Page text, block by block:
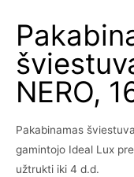
NERO,
Pakabinamas
gamintojo Ideal Lux
užtrukti iki 4 d.d.